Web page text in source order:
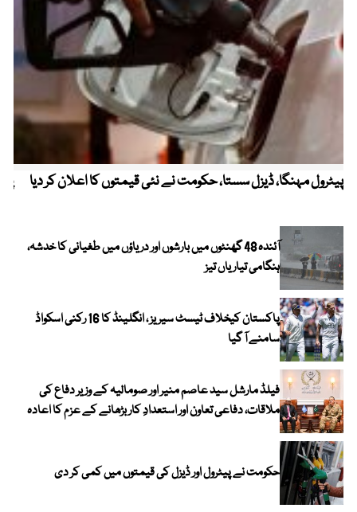
پیٹرول مہنگا، ڈیزل سستا، حکومت نے نئی قیمتوں کا اعلان کر دیا
آئندہ 48 گھنٹوں میں بارشوں اور دریاؤں میں طغیانی کا خدشہ،
ہنگامی تیاریاں تیز
پاکستان کیخلاف ٹیسٹ سیریز ، انگلینڈ کا 16 رکنی اسکواڈ
سامنے آ گیا
فیلڈ مارشل سید عاصم منیر اور صومالیہ کے وزیر دفاع کی
ملاقات، دفاعی تعاون اور استعدادِ کار بڑھانے کے عزم کا اعادہ
حکومت نے پیٹرول اور ڈیزل کی قیمتوں میں کمی کر دی